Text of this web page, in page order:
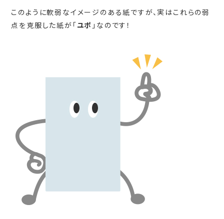
このように軟弱なイメージのある紙ですが、実はこれらの弱
点を克服した紙が「ユポ 」なのです！